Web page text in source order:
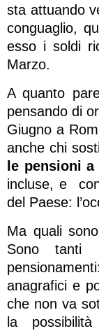
sta attuando
conguaglio,
esso i soldi
Marzo.
A quanto
pensando di
Giugno a
anche chi
le pensioni
incluse, e
del Paese:
Ma quali
Sono tanti
anagrafici e
che non va
la